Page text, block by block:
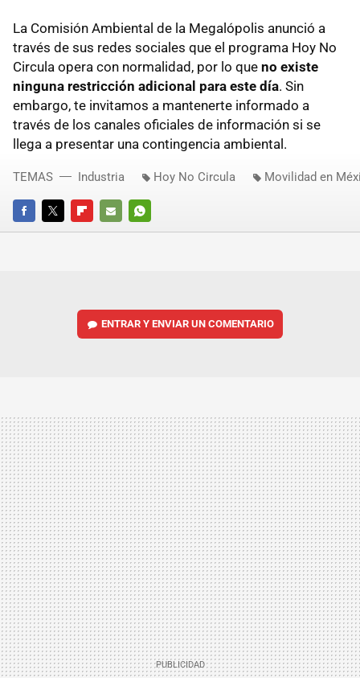
La Comisión Ambiental de la Megalópolis anunció a
través de sus redes sociales que el programa Hoy No
Circula opera con normalidad, por lo que no existe
ninguna restricción adicional para este día. Sin
embargo, te invitamos a mantenerte informado a
través de los canales oficiales de información si se
llega a presentar una contingencia ambiental.
FACEBOOKTWITTERFLIPBOARD
E-
WHATSAPP
TEMAS Industria Hoy No Circula Movilidad en
ENTRAR Y ENVIAR UN COMENTARIO